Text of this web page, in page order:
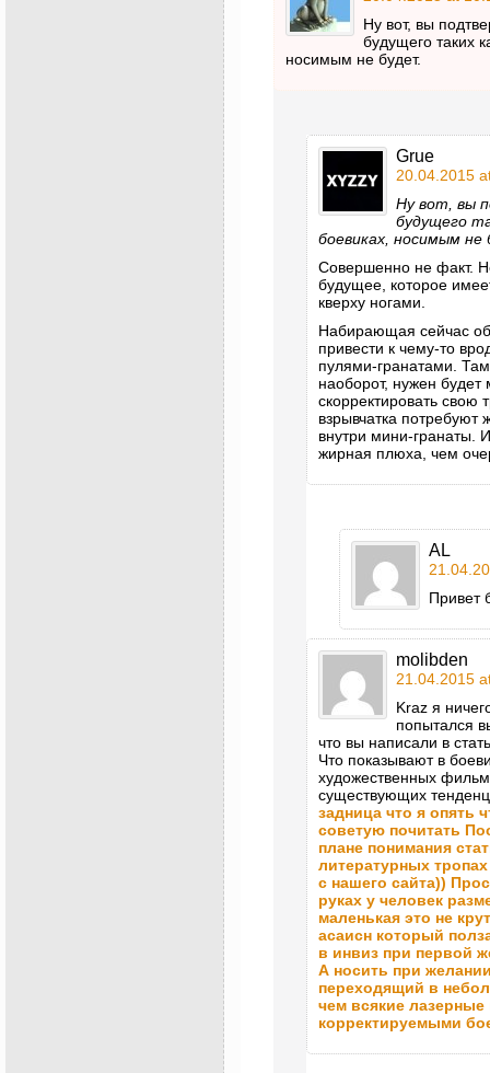
Ну вот, вы
будущего таких
носимым не будет.
Grue
20.04.2015
Ну вот, вы
будущего
боевиках, носимым не
Совершенно не факт.
будущее, которое
кверху ногами.
Набирающая сейчас
привести к чему-то
пулями-гранатами.
наоборот, нужен
скорректировать свою
взрывчатка потребуют
внутри мини-гранаты.
жирная плюха, чем
AL
Привет
molibden
21.04.2015
Kraz я
попытался
что вы написали в
Что показывают в
художественных
существующих
задница что я опять
советую почитать
плане понимания
литературных
с нашего сайта))
руках у человек
маленькая это не
асаисн который
в инвиз при первой
А носить при
переходящий в
чем всякие
корректируемыми